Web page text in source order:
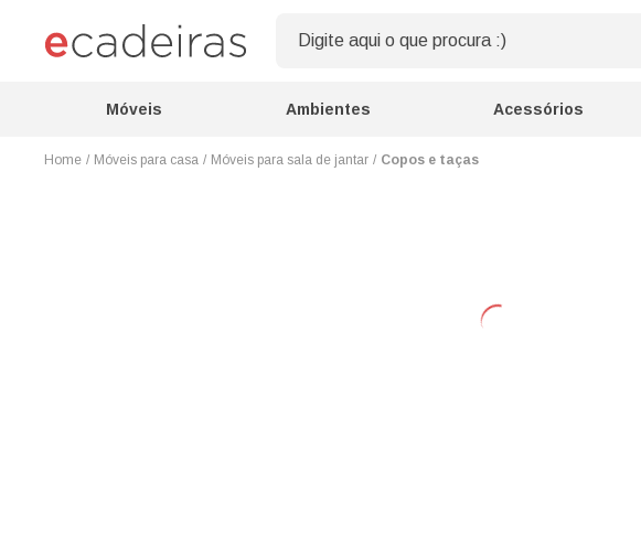
Móveis Ambientes Acessórios
Móveis para casa Móveis para sala de jantar Copos e taças